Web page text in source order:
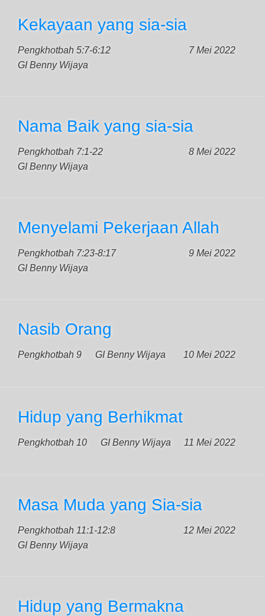
Kekayaan yang sia-sia
Pengkhotbah 5:7-6:12
7 Mei 2022
GI Benny Wijaya
Nama Baik yang sia-sia
Pengkhotbah 7:1-22
8 Mei 2022
GI Benny Wijaya
Menyelami Pekerjaan Allah
Pengkhotbah 7:23-8:17
9 Mei 2022
GI Benny Wijaya
Nasib Orang
Pengkhotbah 9 10 Mei 2022
GI Benny Wijaya
Hidup yang Berhikmat
Pengkhotbah 10 11 Mei 2022
GI Benny Wijaya
Masa Muda yang Sia-sia
Pengkhotbah 11:1-12:8
12 Mei 2022
GI Benny Wijaya
Hidup yang Bermakna